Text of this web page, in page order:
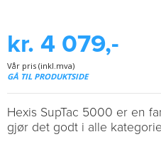
kr. 4 079,-
Vår pris (inkl.mva)
GÅ TIL PRODUKTSIDE
Hexis SupTac 5000 er en
gjør det godt i alle